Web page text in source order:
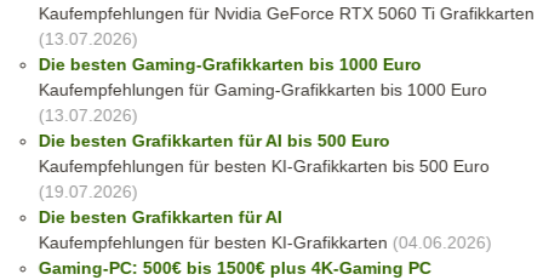
Kaufempfehlungen für Nvidia GeForce RTX 5060 Ti Grafikkarten
(13.07.2026)
Die besten Gaming-Grafikkarten bis 1000 Euro
Kaufempfehlungen für Gaming-Grafikkarten bis 1000 Euro
(13.07.2026)
Die besten Grafikkarten für AI bis 500 Euro
Kaufempfehlungen für besten KI-Grafikkarten bis 500 Euro
(19.07.2026)
Die besten Grafikkarten für AI
Kaufempfehlungen für besten KI-Grafikkarten (04.06.2026)
Gaming-PC: 500€ bis 1500€ plus 4K-Gaming PC